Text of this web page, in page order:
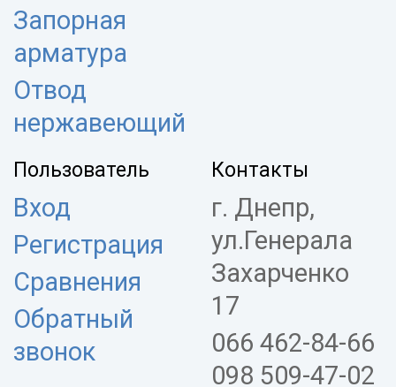
Запорная
арматура
Отвод
нержавеющий
Пользователь
Вход
Регистрация
Сравнения
Обратный
звонок
Контакты
г. Днепр,
ул.Генерала
Захарченко
17
066 462-84-66
098 509-47-02